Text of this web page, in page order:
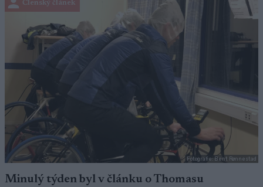
Členský článek
Fotografie: Bent Rønnestad
Minulý týden byl v článku o Thomasu